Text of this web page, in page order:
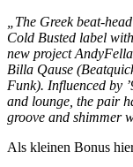
„The Greek beat-
Cold Busted label
new project
Billa Qause
Funk). Influenced by
and lounge, the pair
groove and shimmer
Als kleinen Bonus